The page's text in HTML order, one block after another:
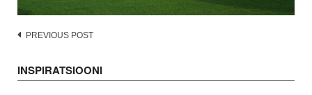
Post
PREVIOUS POST
INSPIRATSIOONI